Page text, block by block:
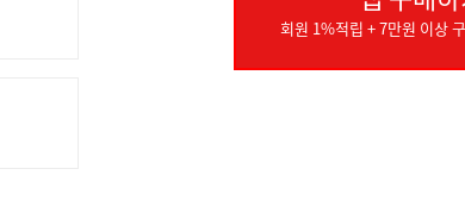
회원 1%적립 + 7만원 이상